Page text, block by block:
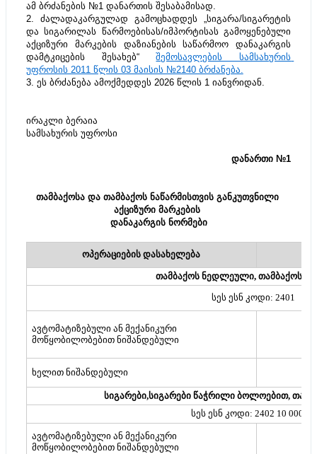
ამ ბრძანების №1 დანართის შესაბამისად.
2. ძალადაკარგულად გამოცხადდეს „სიგარა/სიგარეტის
და სიგარილას წარმოებისას/იმპორტისას გამოყენებული
აქციზური მარკების დაზიანების საწარმოო დანაკარგის
დამტკიცების შესახებ“ შემოსავლების სამსახურის
უფროსის 2011 წლის 03 მაისის №2140 ბრძანება.
3. ეს ბრძანება ამოქმედდეს 2026 წლის 1 იანვრიდან.
ირაკლი ბერაია
სამსახურის უფროსი
დანართი №1
თამბაქოსა და თამბაქოს ნაწარმისთვის განკუთვნილი
აქციზური მარკების
დანაკარგის ნორმები
ოპერაციების დასახელება
თამბაქოს ნედლეული, თამბაქოს
სეს ესნ კოდი: 2401
ავტომატიზებული ან მექანიკური
მოწყობილობებით ნიშანდებული
ხელით ნიშანდებული
სიგარები,სიგარები წაჭრილი ბოლოებით,
სეს ესნ კოდი: 2402 10 000 01
ავტომატიზებული ან მექანიკური
მოწყობილობებით ნიშანდებული